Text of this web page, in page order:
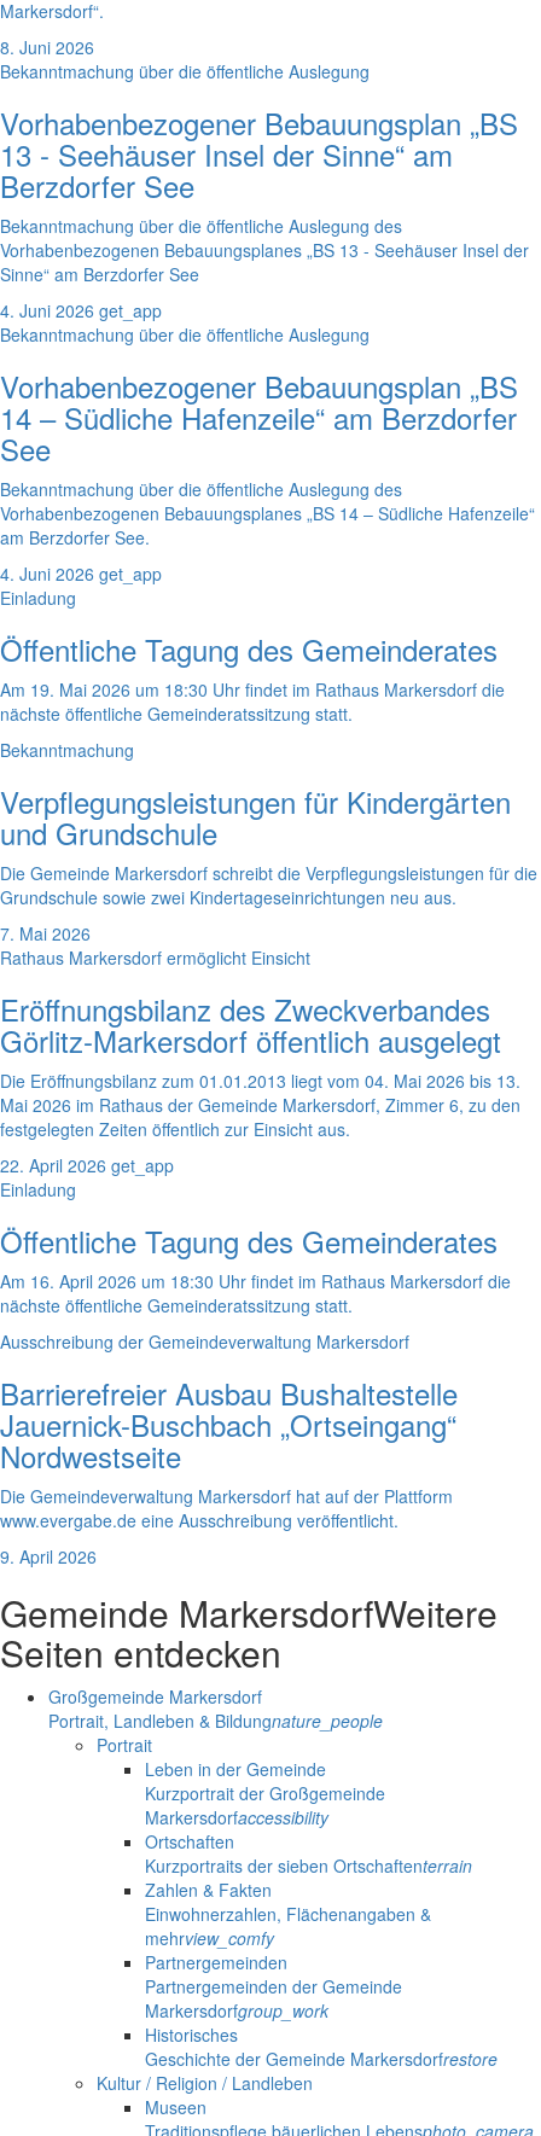
Markersdorf“.
8. Juni 2026
Bekanntmachung über die öffentliche Auslegung
Vorhabenbezogener Bebauungsplan „BS
13 - Seehäuser Insel der Sinne“ am
Berzdorfer See
Bekanntmachung über die öffentliche Auslegung des
Vorhabenbezogenen Bebauungsplanes „BS 13 - Seehäuser Insel der
Sinne“ am Berzdorfer See
4. Juni 2026 get_app
Bekanntmachung über die öffentliche Auslegung
Vorhabenbezogener Bebauungsplan „BS
14 – Südliche Hafenzeile“ am Berzdorfer
See
Bekanntmachung über die öffentliche Auslegung des
Vorhabenbezogenen Bebauungsplanes „BS 14 – Südliche Hafenzeile“
am Berzdorfer See.
4. Juni 2026 get_app
Einladung
Öffentliche Tagung des Gemeinderates
Am 19. Mai 2026 um 18:30 Uhr findet im Rathaus Markersdorf die
nächste öffentliche Gemeinderatssitzung statt.
Bekanntmachung
Verpflegungsleistungen für Kindergärten
und Grundschule
Die Gemeinde Markersdorf schreibt die Verpflegungsleistungen für die
Grundschule sowie zwei Kindertageseinrichtungen neu aus.
7. Mai 2026
Rathaus Markersdorf ermöglicht Einsicht
Eröffnungsbilanz des Zweckverbandes
Görlitz-Markersdorf öffentlich ausgelegt
Die Eröffnungsbilanz zum 01.01.2013 liegt vom 04. Mai 2026 bis 13.
Mai 2026 im Rathaus der Gemeinde Markersdorf, Zimmer 6, zu den
festgelegten Zeiten öffentlich zur Einsicht aus.
22. April 2026 get_app
Einladung
Öffentliche Tagung des Gemeinderates
Am 16. April 2026 um 18:30 Uhr findet im Rathaus Markersdorf die
nächste öffentliche Gemeinderatssitzung statt.
Ausschreibung der Gemeindeverwaltung Markersdorf
Barrierefreier Ausbau Bushaltestelle
Jauernick-Buschbach „Ortseingang“
Nordwestseite
Die Gemeindeverwaltung Markersdorf hat auf der Plattform
www.evergabe.de eine Ausschreibung veröffentlicht.
9. April 2026
Gemeinde MarkersdorfWeitere
Seiten entdecken
Großgemeinde Markersdorf
Portrait, Landleben & Bildungnature_people
Portrait
Leben in der Gemeinde
Kurzportrait der Großgemeinde
Markersdorfaccessibility
Ortschaften
Kurzportraits der sieben Ortschaftenterrain
Zahlen & Fakten
Einwohnerzahlen, Flächenangaben &
mehrview_comfy
Partnergemeinden
Partnergemeinden der Gemeinde
Markersdorfgroup_work
Historisches
Geschichte der Gemeinde Markersdorfrestore
Kultur / Religion / Landleben
Museen